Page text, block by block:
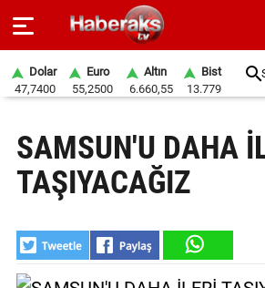
SPOR
YAŞAM
EKONOMİ
BELEDİYELER
Dolar
47,7400
Euro
55,2500
Altın
6.660,55
Bist
13.779
SAMSUN'U DAHA
TAŞIYACAĞIZ